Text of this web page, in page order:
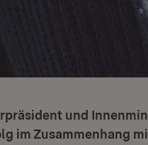
und
im Zusammenhang